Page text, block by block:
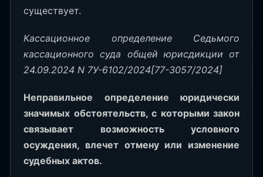
существует.
Кассационное определение Седьмого
кассационного суда общей юрисдикции от
24.09.2024 N 7У-6102/2024[77-3057/2024]
Неправильное определение юридически
значимых обстоятельств, с которыми закон
связывает возможность условного
осуждения, влечет отмену или изменение
судебных актов.